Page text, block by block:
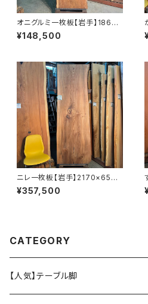
オニグルミ一枚板【岩手】1860×
410~610×45㎜【オイル塗装
仕上げ済み】
¥148,500
ニレ一枚板【岩手】2170×650~
740×55㎜【オイル塗装 仕上げ
済み】
¥357,500
CATEGORY
【人気】テーブル脚